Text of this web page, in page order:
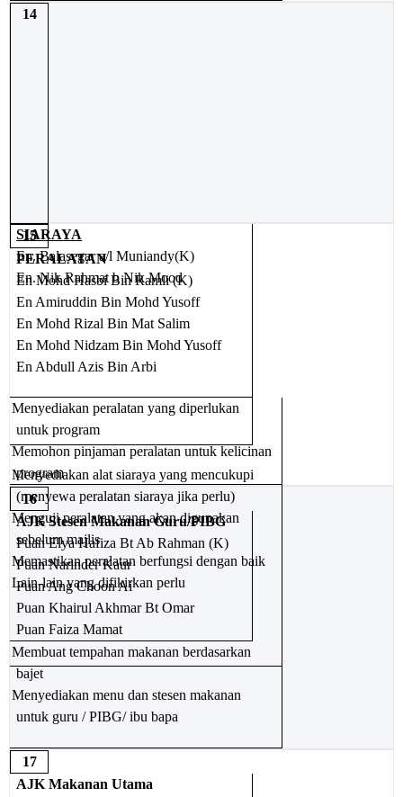
14
SIARAYA
En. Balasegar a/l Muniandy(K)
En. Nik Rahmat b Nik Mood
Menyediakan alat siaraya yang mencukupi
(menyewa peralatan siaraya jika perlu)
Menguji peralatan yang akan digunakan
sebelum majlis
Memastikan peralatan berfungsi dengan baik
Lain-lain yang difikirkan perlu
15
PERALATAN
En Mohd Hasbi Bin Ramli (K)
En Amiruddin Bin Mohd Yusoff
En Mohd Rizal Bin Mat Salim
En Mohd Nidzam Bin Mohd Yusoff
En Abdull Azis Bin Arbi
Menyediakan peralatan yang diperlukan
untuk program
Memohon pinjaman peralatan untuk kelicinan
program
16
AJK Stesen Makanan Guru/PIBG
Puan Elya Hafiza Bt Ab Rahman (K)
Puan Narinder Kaur
Puan Ang Choon Ai
Puan Khairul Akhmar Bt Omar
Puan Faiza Mamat
Membuat tempahan makanan berdasarkan
bajet
Menyediakan menu dan stesen makanan
untuk guru / PIBG/ ibu bapa
17
AJK Makanan Utama